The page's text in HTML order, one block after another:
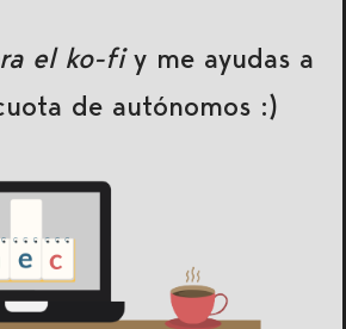
el ko-fiy me ayudas a
de autónomos :)